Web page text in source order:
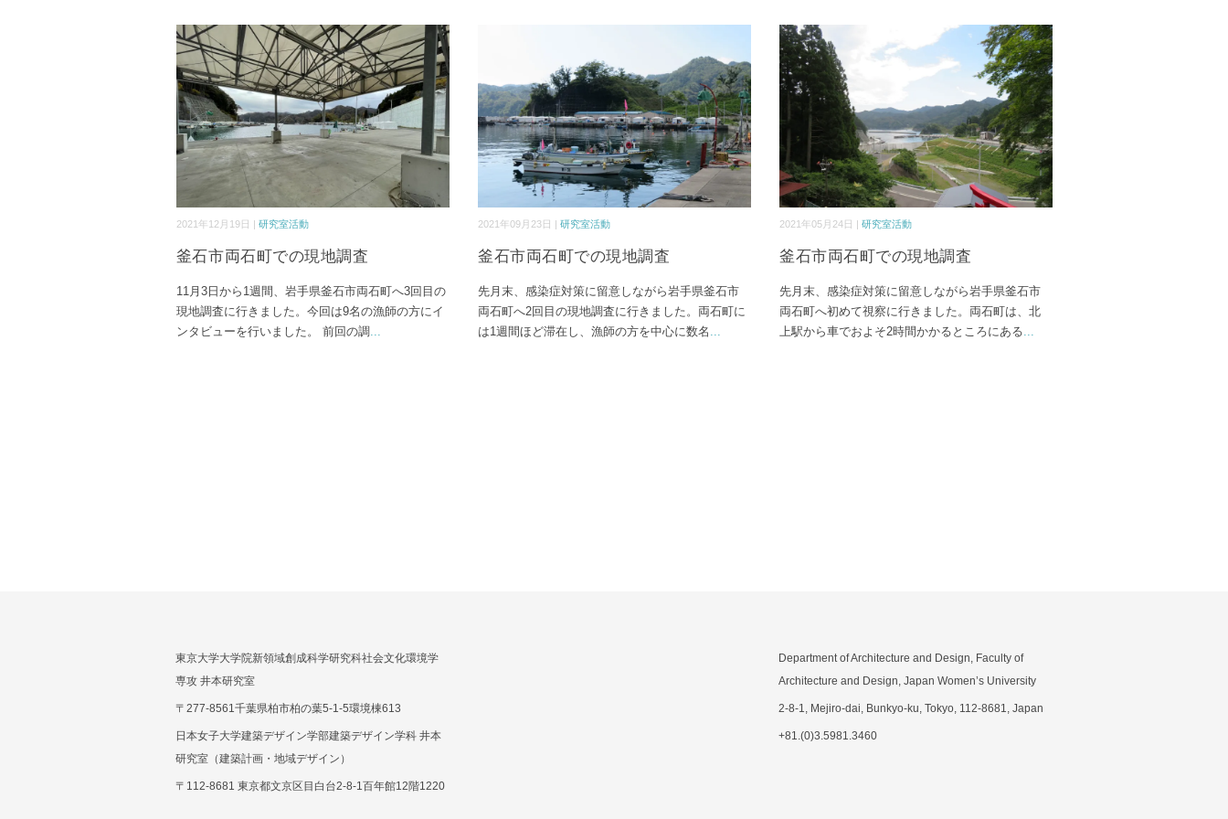
2021年12月19日 | 研究室活動
釜石市両石町での現地調査
11月3日から1週間、岩手県釜石市両石町へ3回目の
現地調査に行きました。今回は9名の漁師の方にイ
ンタビューを行いました。 前回の調
2021年09月23日 |研究室活動
釜石市両石町での現地調査
先月末、感染症対策に留意しながら岩手県釜石市
両石町へ2回目の現地調査に行きました。両石町に
は1週間ほど滞在し、漁師の方を中心に数名
2021年05月24日 |研究室活動
釜石市両石町での現地調査
先月末、感染症対策に留意しながら岩手県釜石市
両石町へ初めて視察に行きました。両石町は、北
上駅から車でおよそ2時間かかるところにある
東京大学大学院新領域創成科学研究科社会文化環境学
専攻 井本研究室
〒277-8561千葉県柏市柏の葉5-1-5環境棟613
日本女子大学建築デザイン学部建築デザイン学科 井本
研究室（建築計画・地域デザイン）
〒112-8681 東京都文京区目白台2-8-1百年館12階1220
Department of Architecture and Design, Faculty of
Architecture and Design, Japan Women’s University
2-8-1, Mejiro-dai, Bunkyo-ku, Tokyo, 112-8681, Japan
+81.(0)3.5981.3460